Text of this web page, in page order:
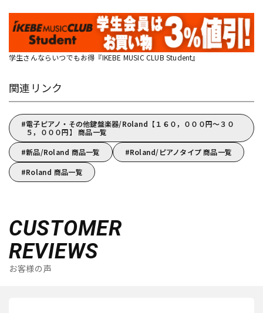
学生さんならいつでもお得『IKEBE MUSIC CLUB Student』
関連リンク
電子ピアノ・その他鍵盤楽器/Roland【１６０，０００円～３０
５，０００円】 商品一覧
新品/Roland 商品一覧
Roland/ピアノタイプ 商品一覧
Roland 商品一覧
CUSTOMER
REVIEWS
お客様の声